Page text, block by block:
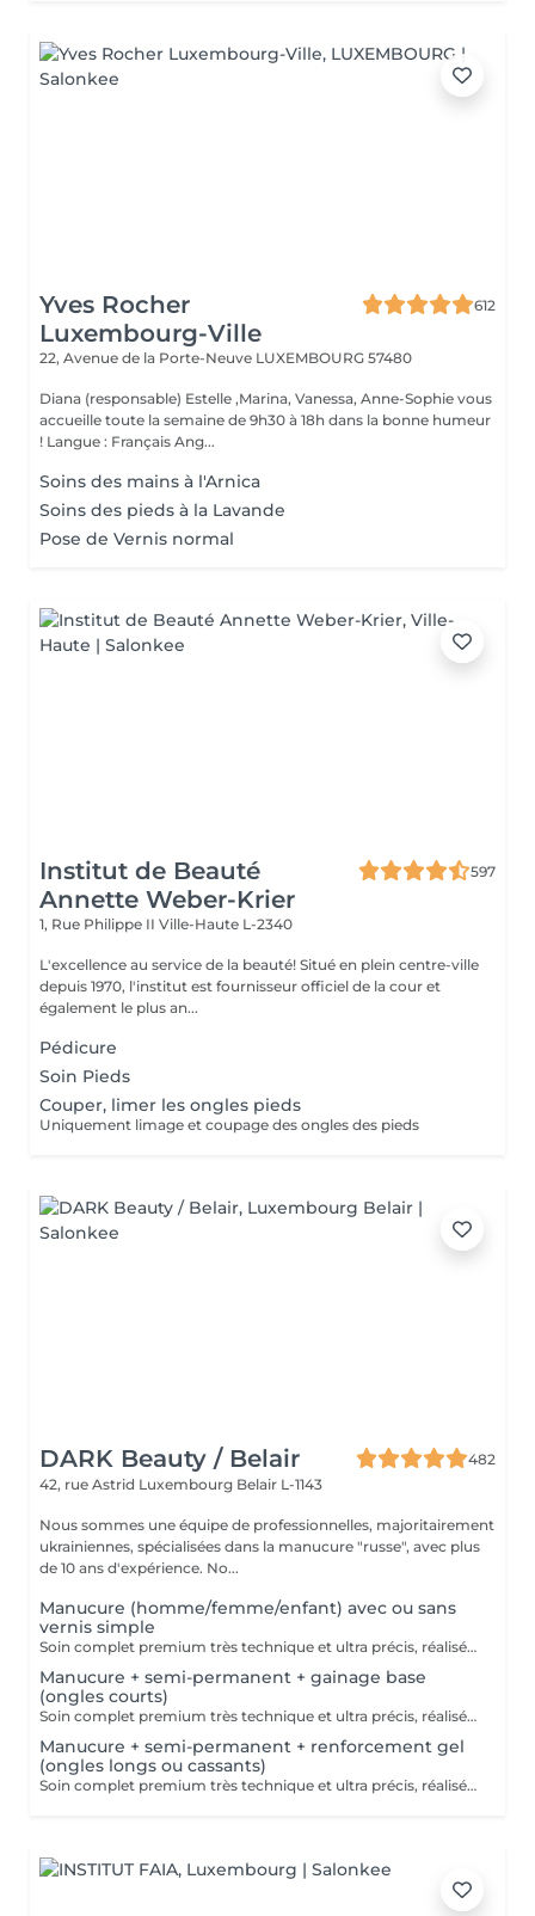
Yves Rocher
Luxembourg-Ville
612
22, Avenue de la Porte-Neuve LUXEMBOURG 57480
Diana (responsable) Estelle ,Marina, Vanessa, Anne-Sophie vous
accueille toute la semaine de 9h30 à 18h dans la bonne humeur
! Langue : Français Ang...
Soins des mains à l'Arnica
Soins des pieds à la Lavande
Pose de Vernis normal
Institut de Beauté
Annette Weber-Krier
597
1, Rue Philippe II Ville-Haute L-2340
L'excellence au service de la beauté! Situé en plein centre-ville
depuis 1970, l'institut est fournisseur officiel de la cour et
également le plus an...
Pédicure
Soin Pieds
Couper, limer les ongles pieds
Uniquement limage et coupage des ongles des pieds
DARK Beauty / Belair
482
42, rue Astrid Luxembourg Belair L-1143
Nous sommes une équipe de professionnelles, majoritairement
ukrainiennes, spécialisées dans la manucure "russe", avec plus
de 10 ans d'expérience. No...
Manucure (homme/femme/enfant) avec ou sans
vernis simple
Soin complet premium très technique et ultra précis, réalisé principalement à la ponceuse afin d'obtenir un contour d'ongle parfaitement net et une application du vernis au plus près, voire légèrement sous la cuticule. Cette technique permet de retarder visuellement la repousse d'environ 10 jours. Résultat visuel : -Ongles extrêmement soignés, contours nets, forme impeccable -Effet Instagram / photo studio : propre, précis, sans petites peaux apparentes Contenu de la prestation : -Dépose de l'ancien vernis semi-permanent et/ou gel (si besoin, choisissez dans cet écran svp cette option de réservation) -Préparation très minutieuse de la plaque de l'ongle -Elimination des peaux mortes -Façonner et limer les ongles -Traitement délicat des cuticules -Application d'un vernis simple transparent (si vous le souhaitez) OU application de votre propre vernis simple (si besoin, choisissez dans cet écran svp cette option de réservation) -Application d'huile pour cuticules et de crème pour les mains
Manucure + semi-permanent + gainage base
(ongles courts)
Soin complet premium très technique et ultra précis, réalisé principalement à la ponceuse afin d'obtenir un contour d'ongle parfaitement net et une application du vernis au plus près, voire légèrement sous la cuticule. Cette technique permet de retarder visuellement la repousse d'environ 10 jours. Résultat visuel : -Ongles extrêmement soignés, contours nets, forme impeccable -Effet Instagram / photo studio : propre, précis, sans petites peaux apparentes Nous incluons un gainage en base, conseillé pour les ongles courts et en bon état. Une solution idéale pour des ongles impeccables et durables : -Tenue moyenne : Jusqu'à 4 semaines !!!! Contenu de la prestation -> 80€ : -Dépose de l'ancien vernis semi-permanent et/ou gel (si besoin, déjà inclus dans ce prix/service) -Préparation très minutieuse de la plaque de l'ongle -Elimination des peaux mortes -Façonner et limer les ongles -Traitement délicat des cuticules -Gainage en base -Application du vernis semi-permanent -Application d'huile pour cuticules et de crème pour les mains Optionnel : -Prix par ongle pour extension jusqu'à 5 ongles (réservez svp "AVEC décoration simple" dans ce cas) +3€ par ongle -Prix par ongle pour décoration jusqu'à 5 ongles (réservez svp "AVEC décoration simple" dans ce cas) +3€ par ongle -Prix pour décoration simple (French, Chrome, Baby Boomer, Cat Eyes, Stickers, Foil) 6-10 ongles -> +20€ -Prix pour décoration complexe (3D, Dessins à la mains, Stamping, French avec Chrome, Baby Boomer avec Chrome, French avec Cat Eyes) 6-10 ongles -> +30€
Manucure + semi-permanent + renforcement gel
(ongles longs ou cassants)
Soin complet premium très technique et ultra précis, réalisé principalement à la ponceuse afin d'obtenir un contour d'ongle parfaitement net et une application du vernis au plus près, voire légèrement sous la cuticule. Cette technique permet de retarder visuellement la repousse d'environ 10 jours. Résultat visuel : -Ongles extrêmement soignés, contours nets, forme impeccable -Effet Instagram / photo studio : propre, précis, sans petites peaux apparentes Nous incluons un renforcement en gel, fortement conseillé pour les ongles longs, fragiles ou cassants. Une solution idéale pour des ongles impeccables et durables : -Tenue moyenne : Jusqu'à 4 semaines !!!! Contenu de la prestation -> 95 € : -Dépose de l'ancien vernis semi-permanent et/ou gel (si nécessaire, déjà incluse dans ce prix/service) -Préparation très minutieuse de la plaque de l'ongle -Élimination des peaux mortes -Mise en forme et limage des ongles -Traitement délicat des cuticules -Renforcement en gel -Correction de la forme naturelle des ongles (optionnel, réservez svp "AVEC décoration simple" dans ce cas) -Application du vernis semi-permanent -Application d'huile pour cuticules et de crème pour les mains Optionnel : -Prix par ongle pour extension jusqu'à 5 ongles (réservez svp "AVEC décoration simple" dans ce cas) +3€ par ongle -Prix par ongle pour décoration jusqu'à 5 ongles (réservez svp "AVEC décoration simple" dans ce cas) +3€ par ongle -Prix pour décoration simple (French, Chrome, Baby Boomer, Cat Eyes, Stickers, Foil) 6-10 ongles -> +20€ -Prix pour décoration complexe (3D, Dessins à la mains, Stamping, French avec Chrome, Baby Boomer avec Chrome, French avec Cat Eyes) 6-10 ongles -> +30€